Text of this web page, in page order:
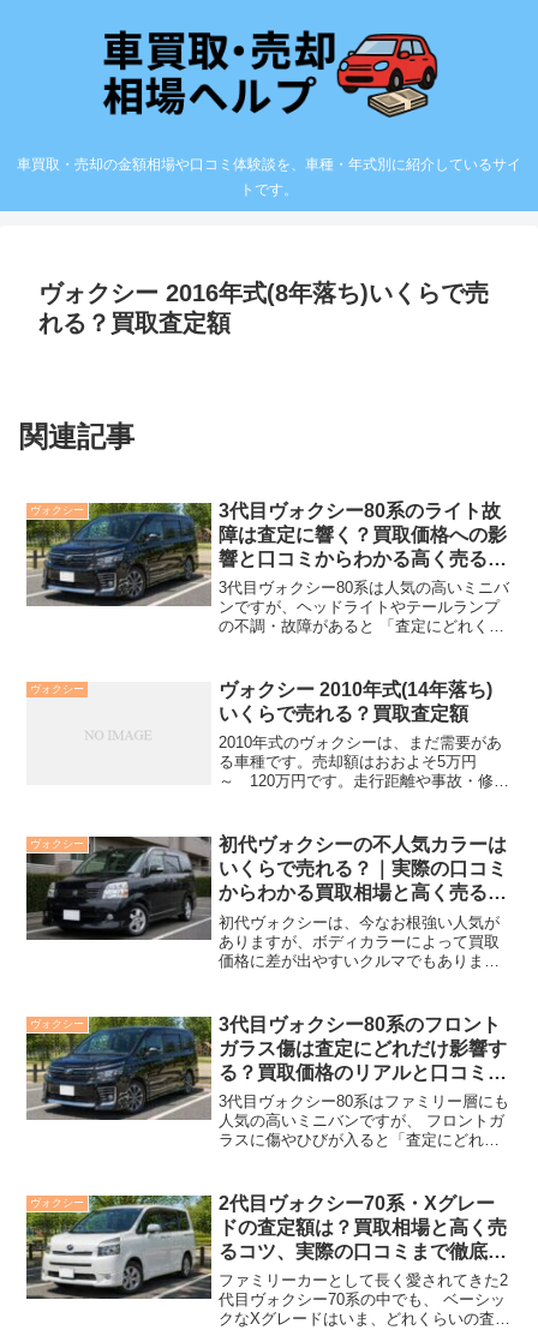
車買取・売却の金額相場や口コミ体験談を、車種・年式別に紹介しているサイ
トです。
ヴォクシー 2016年式(8年落ち)いくらで売
れる？買取査定額
関連記事
ヴォクシー
3代目ヴォクシー80系のライト故
障は査定に響く？買取価格への影
響と口コミからわかる高く売るポ
イント
3代目ヴォクシー80系は人気の高いミニバ
ンですが、ヘッドライトやテールランプ
の不調・故障があると 「査定にどれくら
トの状態は安全性だけでなく、修理コス
トや見た目の印象...
ヴォクシー
ヴォクシー 2010年式(14年落ち)
いくらで売れる？買取査定額
2010年式のヴォクシーは、まだ需要があ
る車種です。売却額はおおよそ5万円
～ 120万円です。走行距離や事故・修復
売りたい場合、1社の査定額で決めずに3
社くらいは比較...
ヴォクシー
初代ヴォクシーの不人気カラーは
いくらで売れる？｜実際の口コミ
からわかる買取相場と高く売るコ
ツ
初代ヴォクシーは、今なお根強い人気が
ありますが、ボディカラーによって買取
価格に差が出やすいクルマでもありま
らいで売れるのか知りたい」 そんな疑問
を持つ方のために、実...
ヴォクシー
3代目ヴォクシー80系のフロント
ガラス傷は査定にどれだけ影響す
る？買取価格のリアルと口コミか
ら見る修理・売却のコツ
3代目ヴォクシー80系はファミリー層にも
人気の高いミニバンですが、 フロントガ
ラスに傷やひびが入ると「査定にどれく
れともそのまま買取に出してしまうべき
かで、 手元に残...
ヴォクシー
2代目ヴォクシー70系・Xグレー
ドの査定額は？買取相場と高く売
るコツ、実際の口コミまで徹底解
説
ファミリーカーとして長く愛されてきた2
代目ヴォクシー70系の中でも、 ベーシッ
クなXグレードはいま、どれくらいの査定